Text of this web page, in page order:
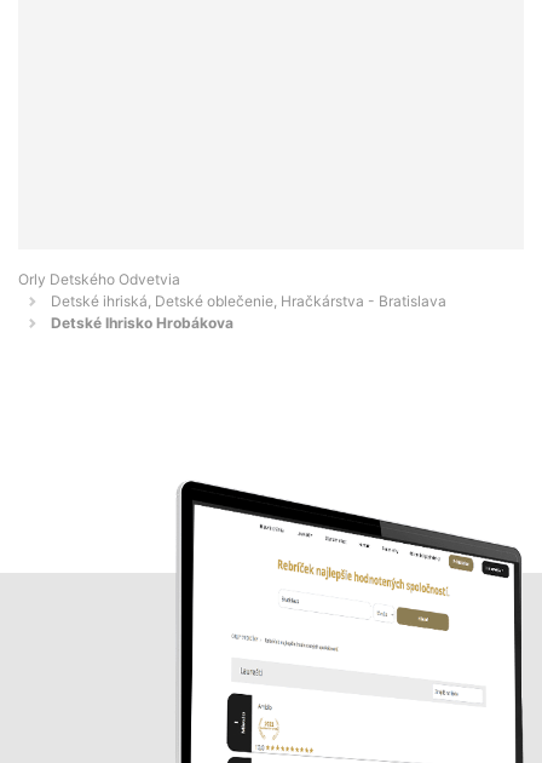
Orly Detského Odvetvia
Detské ihriská, Detské oblečenie, Hračkárstva - Bratislava
Detské Ihrisko Hrobákova